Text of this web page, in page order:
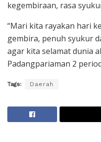
kegembiraan, rasa
“Mari kita rayakan hari
gembira, penuh syukur
agar kita selamat dunia
Padangpariaman 2
Tags: Daerah